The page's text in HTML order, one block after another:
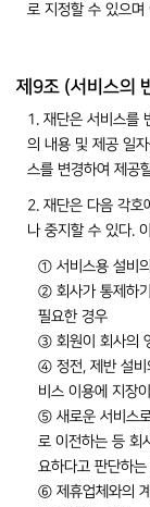
로 지정할 수 있으며
제9조 (서비스의
1. 재단은 서비스를
의 내용 및 제공 일
스를 변경하여 제공
2. 재단은 다음 각호
나 중지할 수 있다.
① 서비스용 설비
② 회사가 통제하
필요한 경우
③ 회원이 회사의
④ 정전, 제반 설비
비스 이용에 지장
⑤ 새로운 서비스
로 이전하는 등 회
요하다고 판단하
⑥ 제휴업체와의